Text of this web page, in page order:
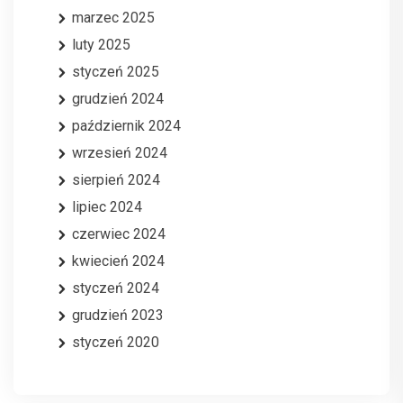
marzec 2025
luty 2025
styczeń 2025
grudzień 2024
październik 2024
wrzesień 2024
sierpień 2024
lipiec 2024
czerwiec 2024
kwiecień 2024
styczeń 2024
grudzień 2023
styczeń 2020